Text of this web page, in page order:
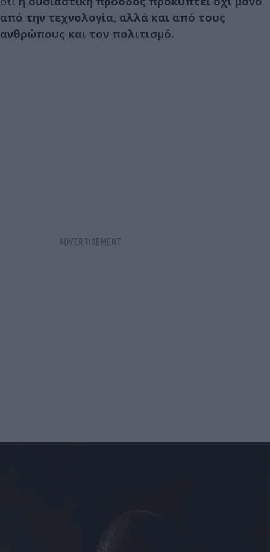
από την τεχνολογία, αλλά και από τους
ανθρώπους και τον πολιτισμό.